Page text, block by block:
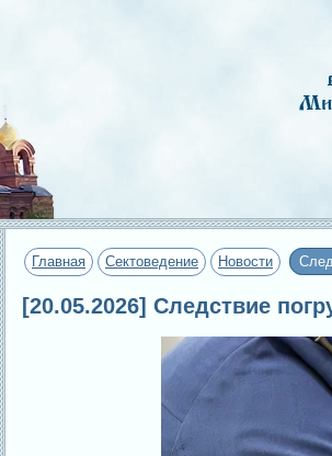
Главная Сектоведение Новости
[20.05.2026] Следствие